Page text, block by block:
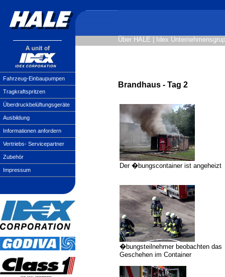
Über HALE Idex
Fahrzeug-Einbaupumpen
Tragkraftspritzen
Überdruckbelüftungsgeräte
Ausbildung
Informationen anfordern
Vertriebs- Servicepartner
Zubehör
Impressum
Brandhaus - Tag 2
Der �bungscontainer ist angeheizt
�bungsteilnehmer beobachten das
Geschehen im Container